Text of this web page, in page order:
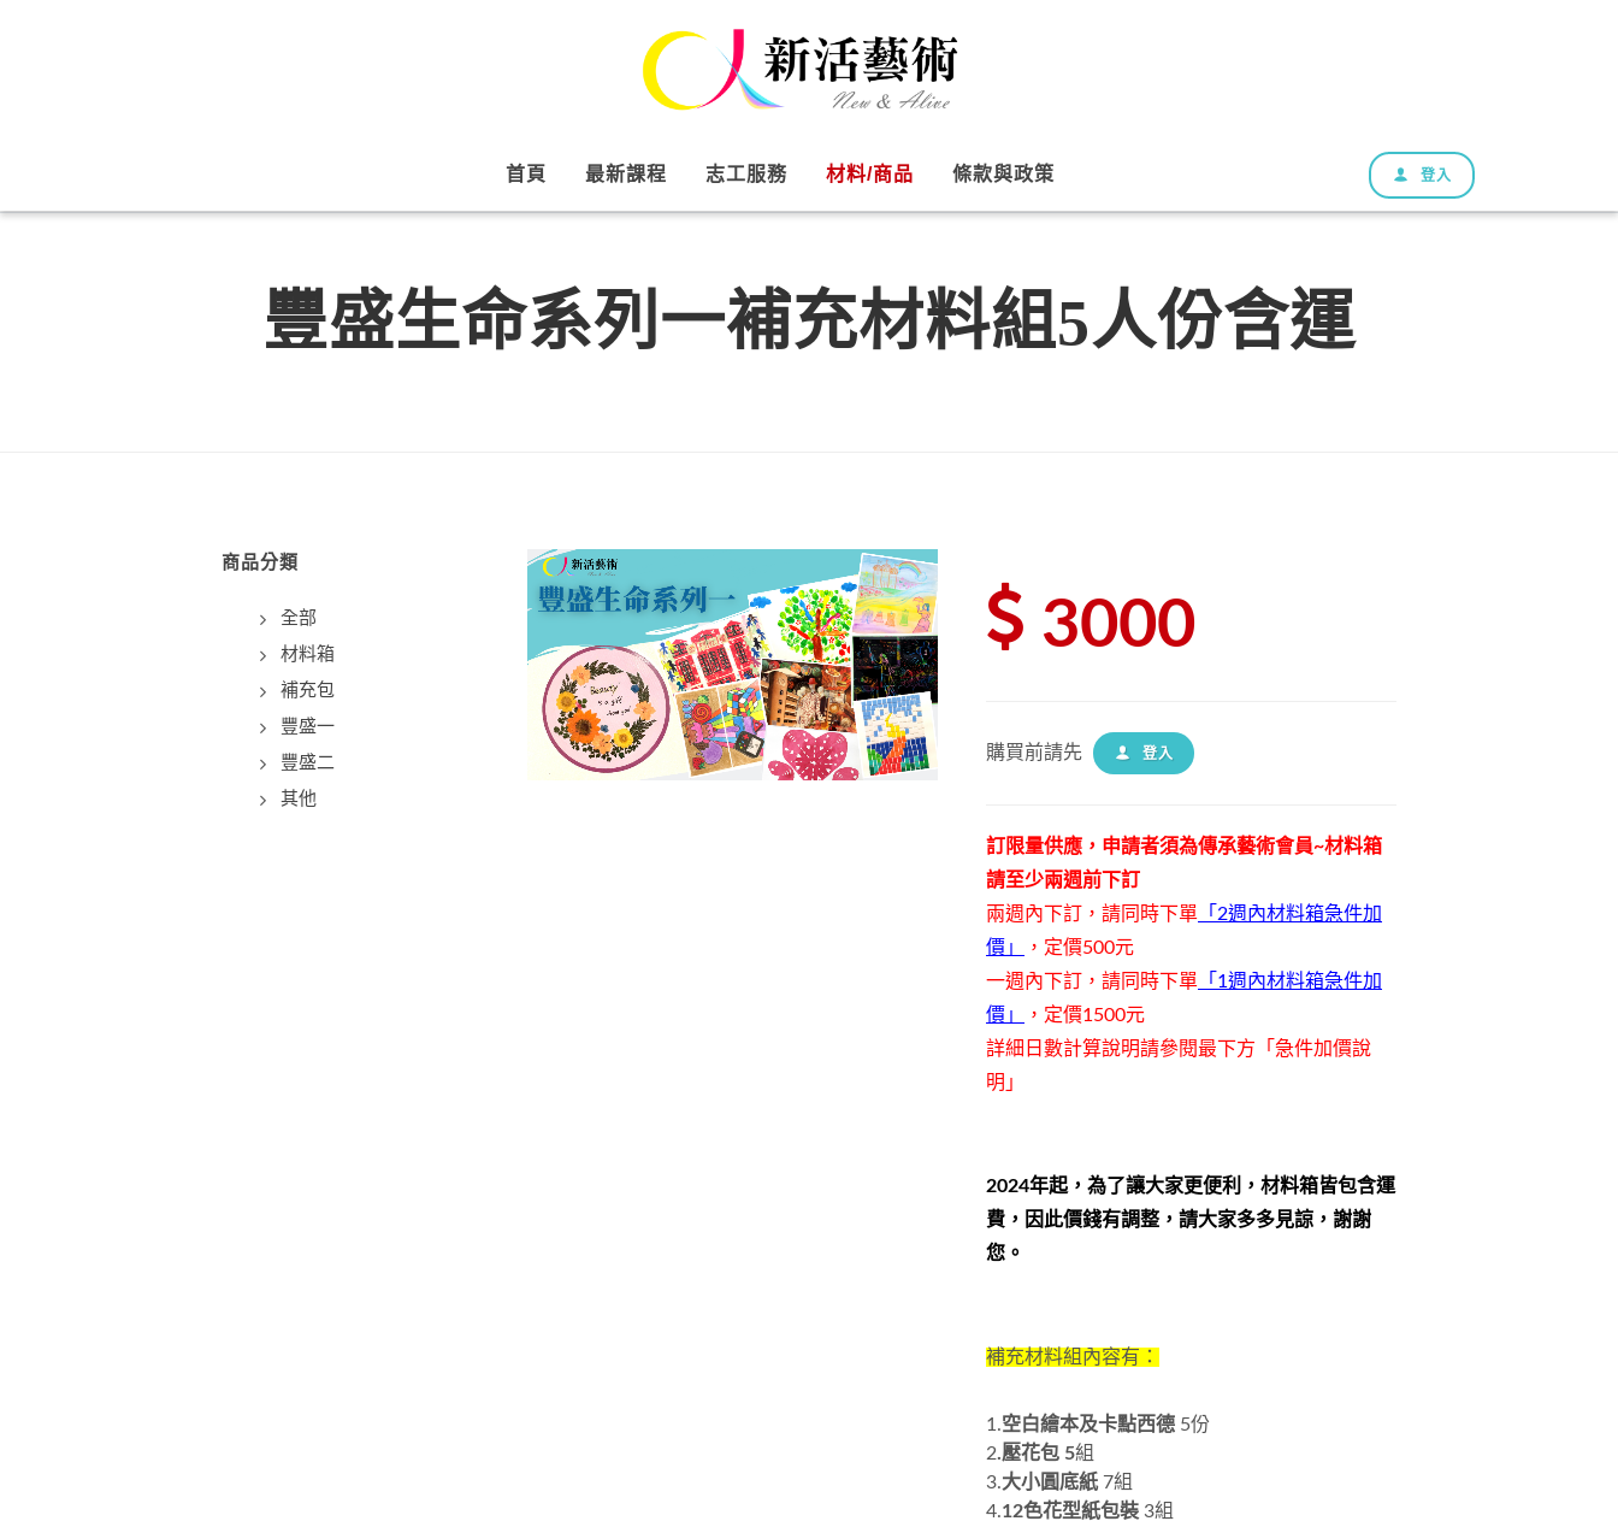
登入
首頁 最新課程 志工服務 材料/商品 條款與政策
豐盛生命系列一補充材料組5人份含運
3000
購買前請先 登入
訂限量供應， 申請者須為傳承藝術會員~材料箱
請至少兩週前下訂
兩週內下訂，請同時下單 「2週內材料箱急件加
價」
，定價500元
一週內下訂，請同時下單 「1週內材料箱急件加
價」
，定價1500元
詳細日數計算說明請參閱最下方「急件加價說
明」
2024年起，為了讓大家更便利，材料箱皆包含運
費，因此價錢有調整，請大家多多見諒，謝謝
您。
補充材料組內容有：
1.空白繪本及卡點西德 5份
2.壓花包 5組
3.大小圓底紙 7組
4.12色花型紙包裝 3組
商品分類
全部
材料箱
補充包
豐盛一
豐盛二
其他